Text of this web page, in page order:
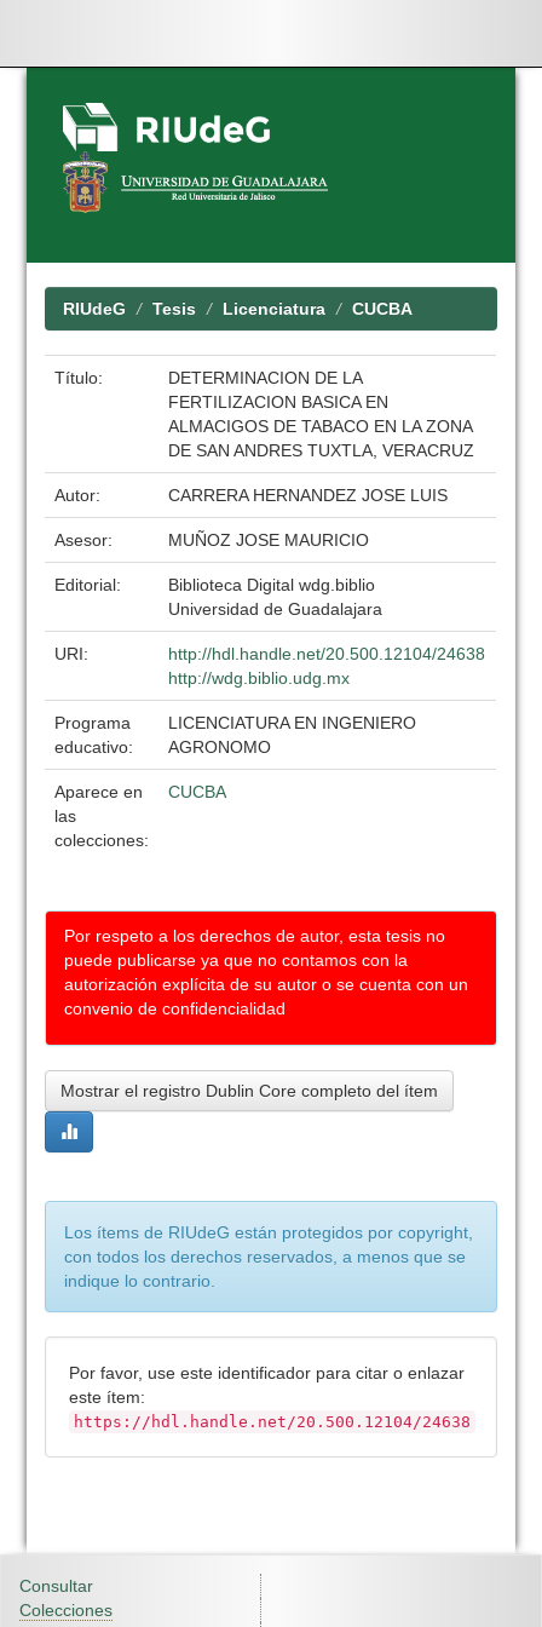
Skip
navigation
RIUdeG Tesis Licenciatura CUCBA
Título:
DETERMINACION DE LA
FERTILIZACION BASICA EN
ALMACIGOS DE TABACO EN LA ZONA
DE SAN ANDRES TUXTLA, VERACRUZ
Autor: CARRERA HERNANDEZ JOSE LUIS
Asesor: MUÑOZ JOSE MAURICIO
Editorial:
Biblioteca Digital wdg.biblio
Universidad de Guadalajara
URI:
http://hdl.handle.net/20.500.12104/24638
http://wdg.biblio.udg.mx
Programa
educativo:
LICENCIATURA EN INGENIERO
AGRONOMO
Aparece en
las
colecciones:
CUCBA
Por respeto a los derechos de autor, esta tesis no
puede publicarse ya que no contamos con la
autorización explícita de su autor o se cuenta con un
convenio de confidencialidad
Mostrar el registro Dublin Core completo del ítem
Los ítems de RIUdeG están protegidos por copyright,
con todos los derechos reservados, a menos que se
indique lo contrario.
Por favor, use este identificador para citar o enlazar
este ítem:
https://hdl.handle.net/20.500.12104/24638
Consultar
Colecciones